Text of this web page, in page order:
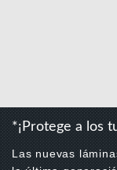
*¡Protege a los
Las nuevas